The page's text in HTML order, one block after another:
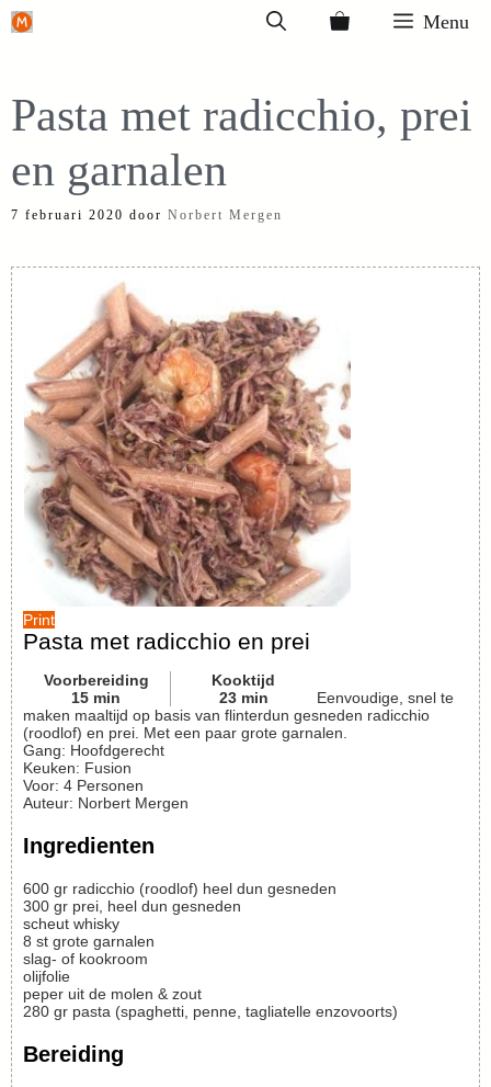
Ga
inhoud
Menu
Pasta met radicchio, prei
en garnalen
7 februari 2020 door Norbert Mergen
Print
Pasta met radicchio en prei
Voorbereiding
15 min
Kooktijd
23 min
Eenvoudige, snel te
maken maaltijd op basis van flinterdun gesneden radicchio
(roodlof) en prei. Met een paar grote garnalen.
Gang: Hoofdgerecht
Keuken: Fusion
Voor: 4 Personen
Auteur: Norbert Mergen
Ingredienten
600 gr radicchio (roodlof) heel dun gesneden
300 gr prei, heel dun gesneden
scheut whisky
8 st grote garnalen
slag- of kookroom
olijfolie
peper uit de molen & zout
280 gr pasta (spaghetti, penne, tagliatelle enzovoorts)
Bereiding